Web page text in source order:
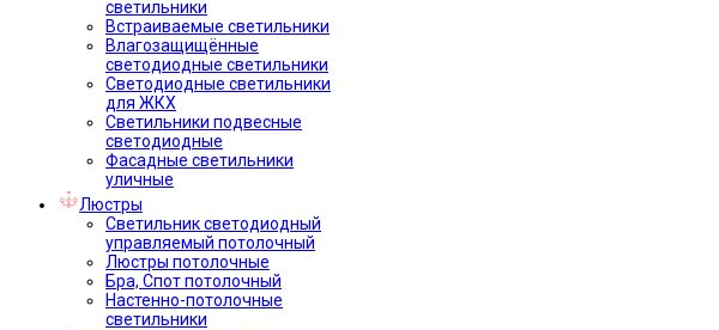
светильники
Встраиваемые светильники
Влагозащищённые
светодиодные светильники
Светодиодные светильники
для ЖКХ
Светильники подвесные
светодиодные
Фасадные светильники
уличные
Люстры
Светильник светодиодный
управляемый потолочный
Люстры потолочные
Бра, Спот потолочный
Настенно-потолочные
светильники